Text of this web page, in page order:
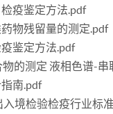
疫鉴定方法.pdf
物残留量的测定.pdf
鉴定方法.pdf
的测定 液相色谱-串
南.pdf
境检验检疫行业标